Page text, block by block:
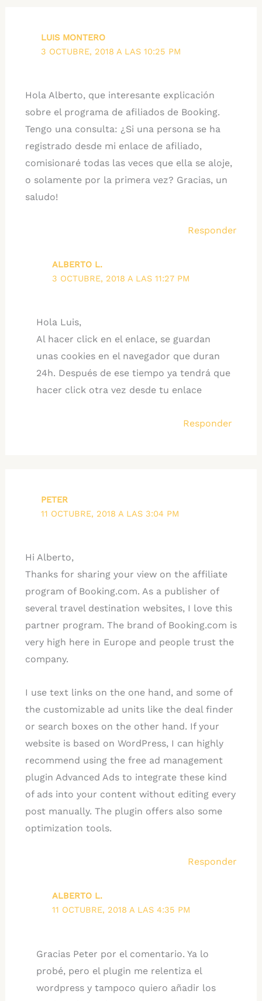
LUIS MONTERO
3 OCTUBRE, 2018 A LAS 10:25 PM
Hola Alberto, que interesante explicación
sobre el programa de afiliados de Booking.
Tengo una consulta: ¿Si una persona se ha
registrado desde mi enlace de afiliado,
comisionaré todas las veces que ella se aloje,
o solamente por la primera vez? Gracias, un
saludo!
Responder
ALBERTO L.
3 OCTUBRE, 2018 A LAS 11:27 PM
Hola Luis,
Al hacer click en el enlace, se guardan
unas cookies en el navegador que duran
24h. Después de ese tiempo ya tendrá que
hacer click otra vez desde tu enlace
Responder
PETER
11 OCTUBRE, 2018 A LAS 3:04 PM
Hi Alberto,
Thanks for sharing your view on the affiliate
program of Booking.com. As a publisher of
several travel destination websites, I love this
partner program. The brand of Booking.com is
very high here in Europe and people trust the
company.
I use text links on the one hand, and some of
the customizable ad units like the deal finder
or search boxes on the other hand. If your
website is based on WordPress, I can highly
recommend using the free ad management
plugin Advanced Ads to integrate these kind
of ads into your content without editing every
post manually. The plugin offers also some
optimization tools.
Responder
ALBERTO L.
11 OCTUBRE, 2018 A LAS 4:35 PM
Gracias Peter por el comentario. Ya lo
probé, pero el plugin me relentiza el
wordpress y tampoco quiero añadir los